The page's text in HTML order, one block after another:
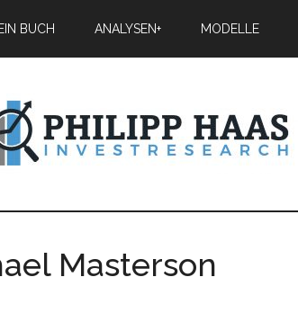
BUCH ANALYSEN+ MODELLE
Masterson